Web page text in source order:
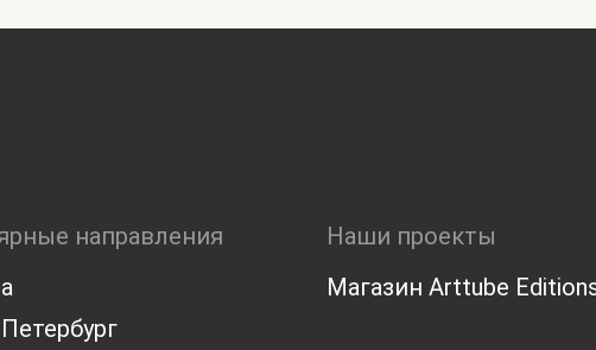
направления
Наши проекты
Магазин Arttube